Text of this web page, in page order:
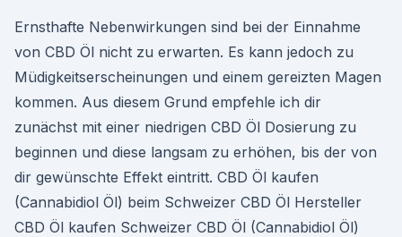
Ernsthafte Nebenwirkungen sind bei der Einnahme
von CBD Öl nicht zu erwarten. Es kann jedoch zu
Müdigkeitserscheinungen und einem gereizten Magen
kommen. Aus diesem Grund empfehle ich dir
zunächst mit einer niedrigen CBD Öl Dosierung zu
beginnen und diese langsam zu erhöhen, bis der von
dir gewünschte Effekt eintritt. CBD Öl kaufen
(Cannabidiol Öl) beim Schweizer CBD Öl Hersteller
CBD Öl kaufen Schweizer CBD Öl (Cannabidiol Öl)